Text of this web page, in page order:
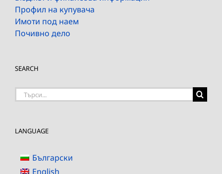
Профил на купувача
Имоти под наем
Почивно дело
SEARCH
Търсене
LANGUAGE
Български
English